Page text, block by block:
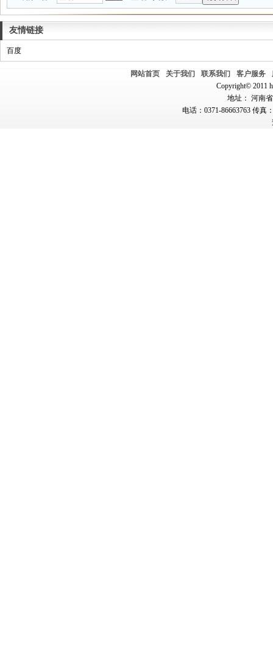
友情链接
百度
网站首页 关于我们 联系我们 客户服务
Copyright© 2011
地址： 河南
电话：0371-86663763 传真